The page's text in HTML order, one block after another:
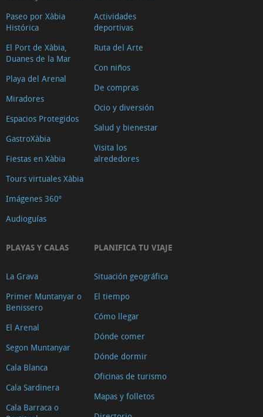
Paseo por Xàbia
Histórica
El Port de Xàbia,
Duanes de la Mar
Playa del Arenal
Miradores
Espacios Protegidos
GastroXàbia
Fiestas en Xàbia
Tours virtuales Xàbia
Imágenes 360º
Audioguías
Actividades
deportivas
Ruta del Arte
Con niños
De compras
Ocio y diversión
Salud y bienestar
Visita los
alrededores
PLAYAS Y CALAS
La Grava
Primer Muntanyar o
Benissero
El Arenal
Segon Muntanyar
Cala Blanca
Cala Sardinera
Cala Barraca o
PLANIFICA TU VIAJE
Situación geográfica
El tiempo
Cómo llegar
Dónde comer
Dónde dormir
Oficinas de turismo
Mapas y folletos